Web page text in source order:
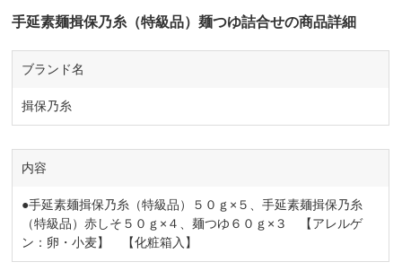
手延素麺揖保乃糸（特級品）麺つゆ詰合せの商品詳細
ブランド名
揖保乃糸
内容
●手延素麺揖保乃糸（特級品）５０ｇ×５、手延素麺揖保乃糸
（特級品）赤しそ５０ｇ×４、麺つゆ６０ｇ×３ 【アレルゲ
ン：卵・小麦】 【化粧箱入】